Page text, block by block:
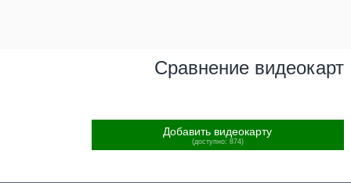
Сравнение видеокарт
Добавить видеокарту
(доступно: 874)